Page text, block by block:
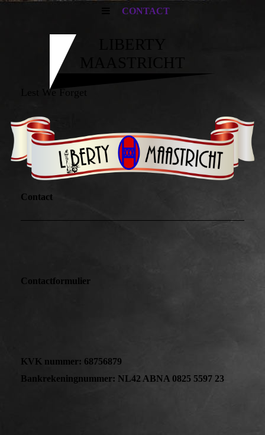
CONTACT
LIBERTY
MAASTRICHT
Lest We Forget
Contact
Contactformulier
KVK nummer: 68756879
Bankrekeningnummer: NL42 ABNA 0825 5597 23